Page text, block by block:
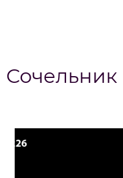
Сочельник